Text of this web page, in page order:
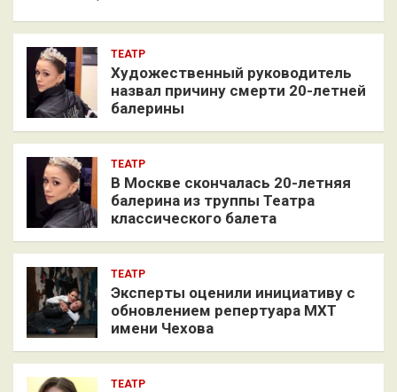
ТЕАТР
Художественный руководитель
назвал причину смерти 20-летней
балерины
ТЕАТР
В Москве скончалась 20-летняя
балерина из труппы Театра
классического балета
ТЕАТР
Эксперты оценили инициативу с
обновлением репертуара МХТ
имени Чехова
ТЕАТР